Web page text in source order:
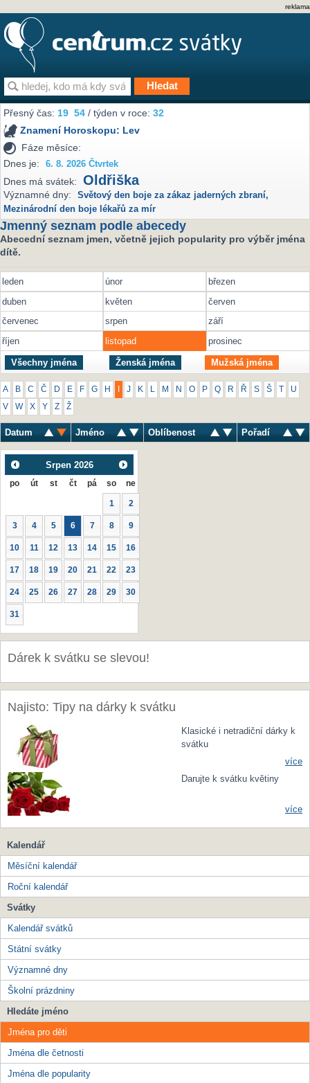
reklama
Přesný čas:19 54 / týden v roce:32
Znamení Horoskopu: Lev
Fáze měsíce:
Dnes je:
6. 8. 2026 Čtvrtek
Dnes má svátek: Oldřiška
Významné dny: Světový den boje za zákaz jaderných zbraní,
Mezinárodní den boje lékařů za mír
Jmenný seznam podle abecedy
Abecední seznam jmen, včetně jejich popularity pro výběr jména
dítě.
leden únor
březen
duben
květen
červen
červenec
srpen
září
říjen
listopad prosinec
Všechny jména Ženská jména Mužská jména
A B C Č D E F G H J K M N O P Q R Ř S Š U
V W X Y Z Ž
Datum Jméno Oblíbenost Pořadí
Srpen 2026
po út st čt pá so ne
1 2
3 4 5 6 7 8 9
10 11 12 13 14 15 16
17 18 19 20 21 22 23
24 25 26 27 28 29 30
31
Dárek k svátku se slevou!
Najisto: Tipy na dárky k svátku
Klasické i netradiční dárky k
svátku
více
Darujte k svátku květiny
více
Kalendář
Měsíční kalendář
Roční kalendář
Svátky
Kalendář svátků
Státní svátky
Významné dny
Školní prázdniny
Hledáte jméno
Jména pro děti
Jména dle četnosti
Jména dle popularity